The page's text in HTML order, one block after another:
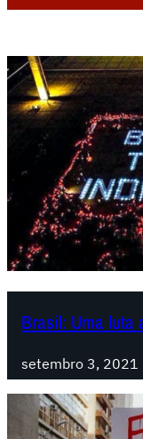
Brasil: Uma luta
setembro 3, 2021